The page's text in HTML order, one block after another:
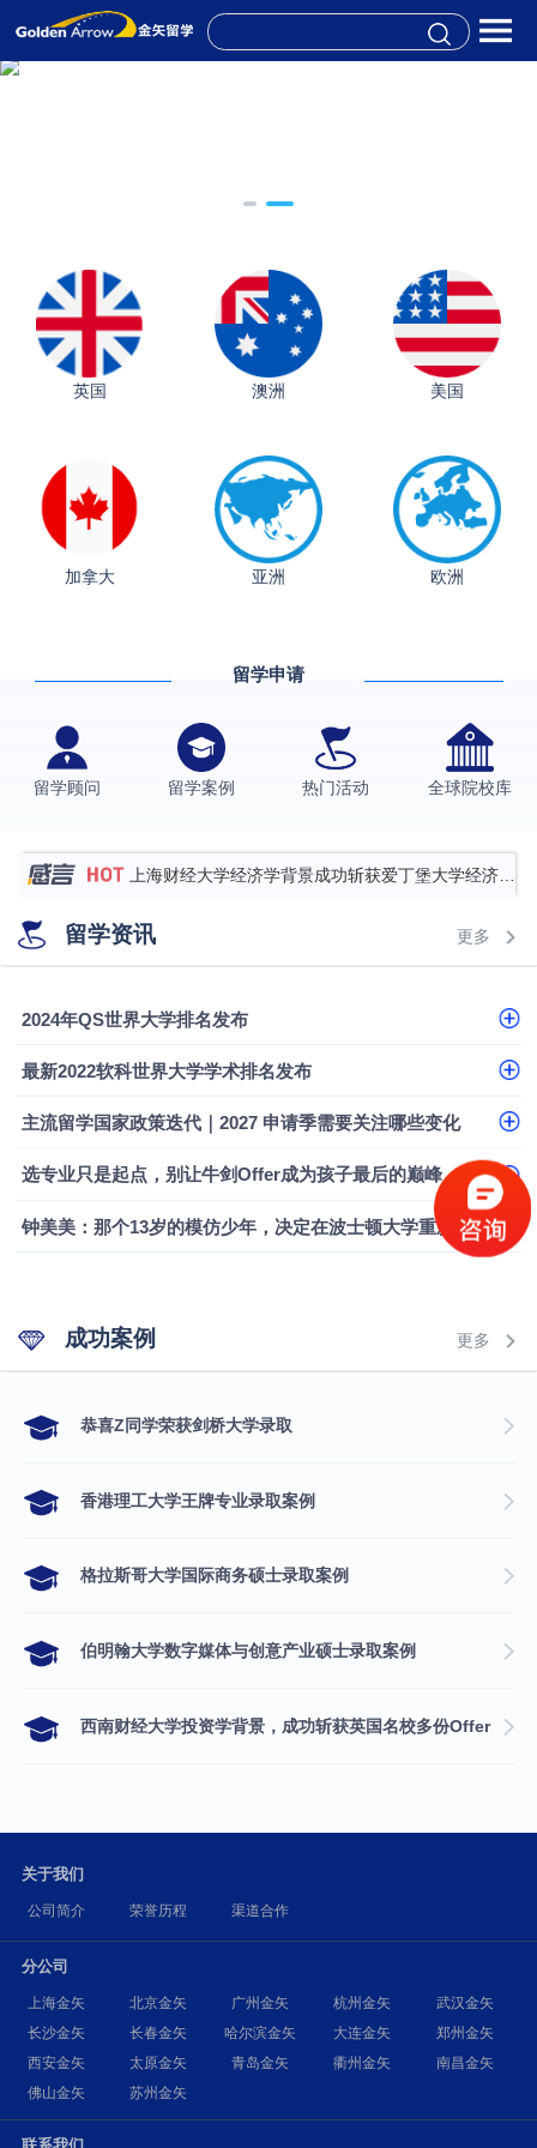
英国 澳洲 美国
加拿大 亚洲 欧洲
留学申请
留学顾问 留学案例 热门活动 全球院校库
格拉斯哥大学国际商务硕士录取案例
伯明翰大学数字媒体与创意产业硕士录取案例
Offer
上海财经大学经济学背景成功斩获爱丁堡大学经济学
硕士录取
数学背景的他，靠“供应链”故事敲开哥大、宾大之门
专科逆袭伦敦大学学院UCL录取案例解析
留学资讯 更多
2024年QS世界大学排名发布
最新2022软科世界大学学术排名发布
主流留学国家政策迭代｜2027 申请季需要关注哪些变化
选专业只是起点，别让牛剑Offer成为孩子最后的巅峰
钟美美：那个13岁的模仿少年，决定在波士顿大学重新定义自己
成功案例 更多
​恭喜Z同学荣获剑桥大学录取
香港理工大学王牌专业录取案例
格拉斯哥大学国际商务硕士录取案例
伯明翰大学数字媒体与创意产业硕士录取案例
西南财经大学投资学背景，成功斩获英国名校多份Offer
关于我们
公司简介 荣誉历程 渠道合作
分公司
上海金矢 北京金矢 广州金矢 杭州金矢
武汉金矢
长沙金矢
长春金矢 哈尔滨金矢 大连金矢
郑州金矢
西安金矢
太原金矢 青岛金矢 衢州金矢
南昌金矢
佛山金矢
苏州金矢